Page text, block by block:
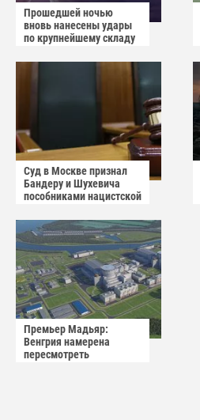
Прошедшей ночью
вновь нанесены удары
по крупнейшему складу
маркетплейса Rozetka
Суд в Москве признал
Бандеру и Шухевича
пособниками нацистской
Премьер Мадьяр:
Венгрия намерена
пересмотреть